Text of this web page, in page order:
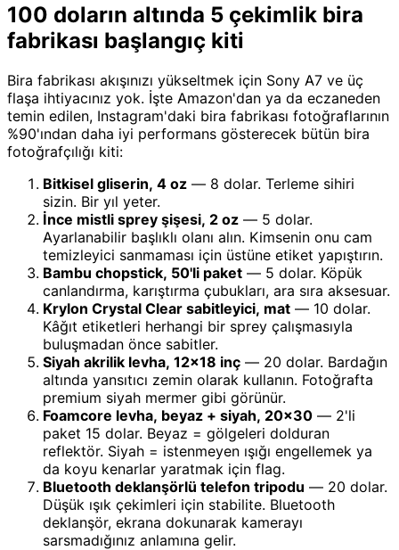
100 doların altında 5 çekimlik bira
fabrikası başlangıç kiti
Bira fabrikası akışınızı yükseltmek için Sony A7 ve üç
flaşa ihtiyacınız yok. İşte Amazon'dan ya da eczaneden
temin edilen, Instagram'daki bira fabrikası fotoğraflarının
%90'ından daha iyi performans gösterecek bütün bira
fotoğrafçılığı kiti:
Bitkisel gliserin, 4 oz — 8 dolar. Terleme sihiri
sizin. Bir yıl yeter.
İnce mistli sprey şişesi, 2 oz — 5 dolar.
Ayarlanabilir başlıklı olanı alın. Kimsenin onu cam
temizleyici sanmaması için üstüne etiket yapıştırın.
Bambu chopstick, 50'li paket — 5 dolar. Köpük
canlandırma, karıştırma çubukları, ara sıra aksesuar.
Krylon Crystal Clear sabitleyici, mat — 10 dolar.
Kâğıt etiketleri herhangi bir sprey çalışmasıyla
buluşmadan önce sabitler.
Siyah akrilik levha, 12x18 inç — 20 dolar. Bardağın
altında yansıtıcı zemin olarak kullanın. Fotoğrafta
premium siyah mermer gibi görünür.
Foamcore levha, beyaz + siyah, 20x30 — 2'li
paket 15 dolar. Beyaz = gölgeleri dolduran
reflektör. Siyah = istenmeyen ışığı engellemek ya
da koyu kenarlar yaratmak için flag.
Bluetooth deklanşörlü telefon tripodu — 20 dolar.
Düşük ışık çekimleri için stabilite. Bluetooth
deklanşör, ekrana dokunarak kamerayı
sarsmadığınız anlamına gelir.